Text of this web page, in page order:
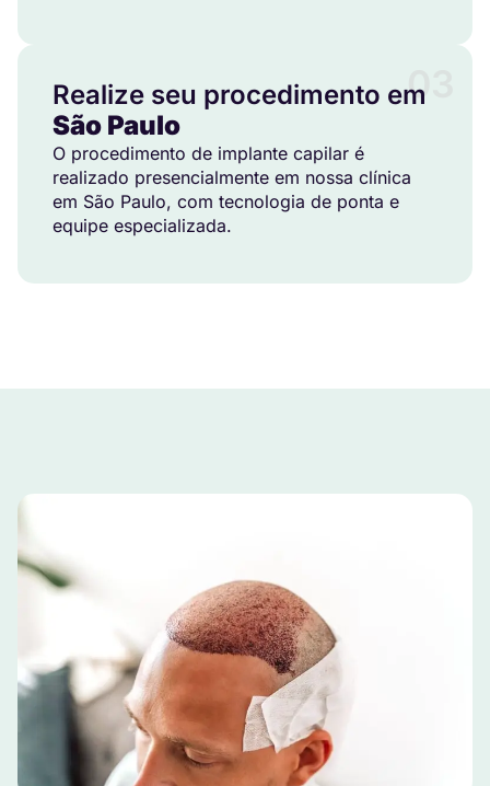
03
Realize seu procedimento em
São Paulo
O procedimento de implante capilar é
realizado presencialmente em nossa clínica
em São Paulo, com tecnologia de ponta e
equipe especializada.